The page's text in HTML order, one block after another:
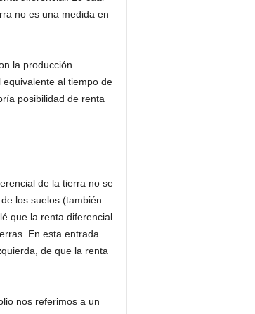
no es una medida en
la producción
al tiempo de
posibilidad de renta
de la tierra no se
los suelos (también
que la renta diferencial
En esta entrada
de que la renta
nos referimos a un